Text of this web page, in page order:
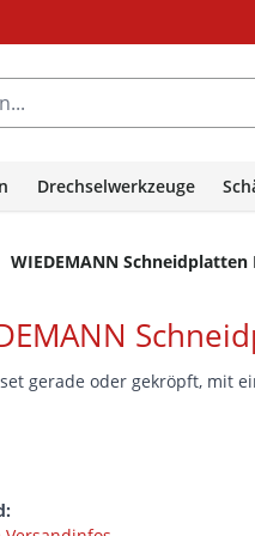
Drechselwerkzeuge
WIEDEMANN
gerade oder gekröpft, mit